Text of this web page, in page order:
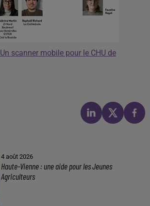
Un scanner mobile pour le CHU de
4 août 2026
Haute-Vienne : une aide pour les Jeunes
Agriculteurs